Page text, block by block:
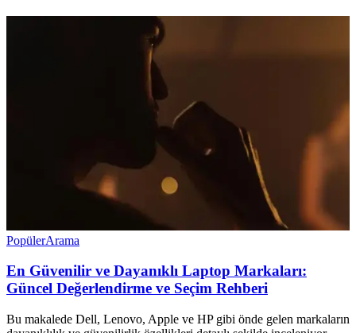
PopülerArama
En Güvenilir ve Dayanıklı Laptop Markaları:
Güncel Değerlendirme ve Seçim Rehberi
Bu makalede Dell, Lenovo, Apple ve HP gibi önde gelen markaların